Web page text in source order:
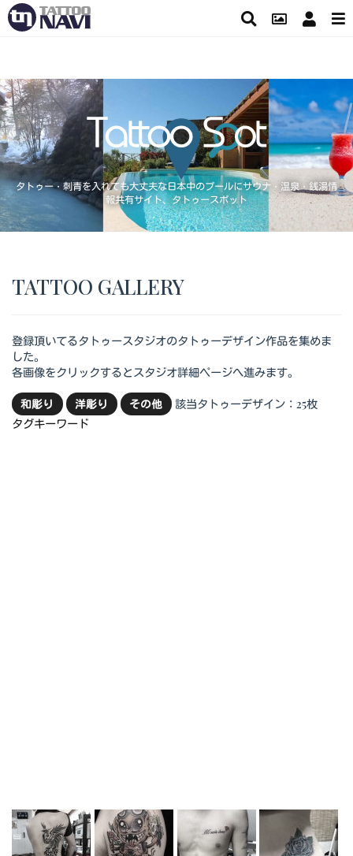
タトゥー・刺青を入れても大丈夫な日本中のプールにサウナ・温泉・銭湯情
報共有サイト、タトゥースポット
TATTOO GALLERY
登録頂いてるタトゥースタジオのタトゥーデザイン作品を集めま
した。
各画像をクリックするとスタジオ詳細ページへ進みます。
和彫り 洋彫り その他
該当タトゥーデザイン：25枚
タグキーワード